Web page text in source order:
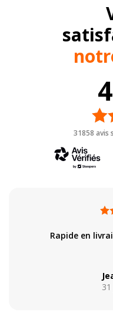
31858 avis
Rapide en